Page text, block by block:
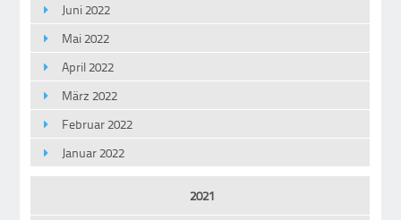
Juni 2022
Mai 2022
April 2022
März 2022
Februar 2022
Januar 2022
2021